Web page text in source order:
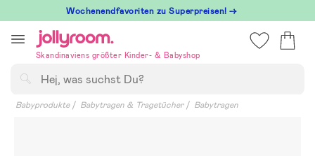
till
innehållet
Wochenendfavoriten zu Superpreisen! →
Skandinaviens größter Kinder- & Babyshop
Babyprodukte Babytragen & Tragetücher Babytragen